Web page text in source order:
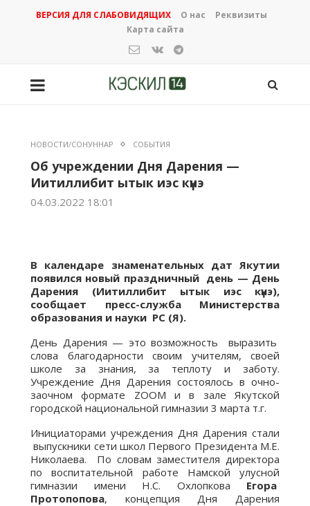
ВЕРСИЯ ДЛЯ СЛАБОВИДЯЩИХ О нас
Реквизиты
Карта сайта
НОВОСТИ/СОНУННАР СОБЫТИЯ
Об учреждении Дня Дарения —
Иитиллибит ытык иэс күнэ
04.03.2022 18:01
В календаре знаменательных дат Якутии
появился новый праздничный день — День
Дарения (Иитиллибит ытык иэс күнэ),
сообщает пресс-служба Министерства
образования и науки РС (Я).
День Дарения — это возможность выразить
слова благодарности своим учителям, своей
школе за знания, за теплоту и заботу.
Учреждение Дня Дарения состоялось в очно-
заочном формате ZOOM и в зале Якутской
городской национальной гимназии 3 марта т.г.
Инициаторами учреждения Дня Дарения стали
выпускники сети школ Первого Президента М.Е.
Николаева. По словам заместителя директора
по воспитательной работе Намской улусной
гимназии имени Н.С. Охлопкова Егора
Протопопова, концепция Дня Дарения